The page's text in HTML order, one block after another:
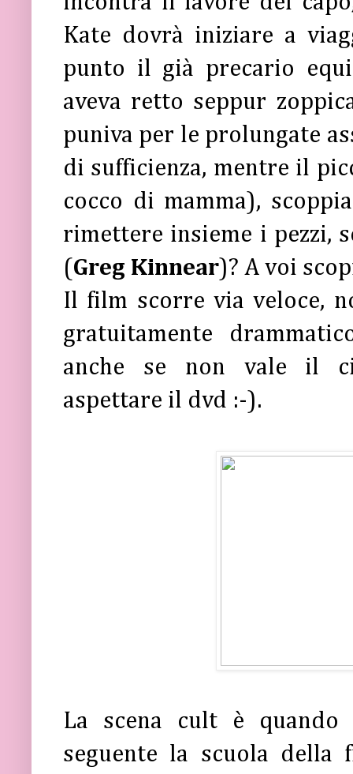
Kate dovrà iniziare a
punto il già precario
aveva retto seppur
puniva per le prolungate
di sufficienza, mentre il
cocco di mamma),
rimettere insieme i pezzi,
(Greg Kinnear)? A voi
Il film scorre via veloce,
gratuitamente
anche se non vale il
aspettare il dvd :-).
La scena cult è
seguente la scuola della